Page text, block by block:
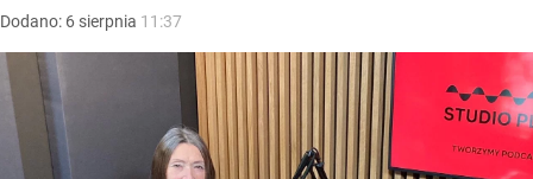
Dodano: 6 sierpnia 11:37